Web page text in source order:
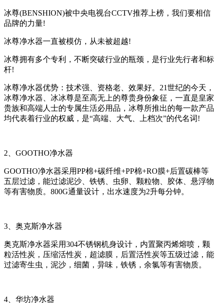
冰尊(BENSHION)被中央电视台CCTV推荐上榜，我们要相信
品牌的力量!
冰尊净水器一直被模仿，从未被超越!
冰尊拥有多个专利，不断突破行业的瓶颈，是行业先行者和标
杆!
冰尊净水器优势：技术强、资格老、效果好。21世纪的今天，
冰尊净水器、冰冰尊是至高无上的尊贵身份象征，一直是皇家
贵族和高端人士的专属生活必用品，冰尊所推出的每一款产品
均代表着行业的权威，是“高端、大气、上档次”的代名词!
2、GOOTHO净水器
GOOTHO净水器采用PP棉+碳纤维+PP棉+RO膜+后置碳棒等
五层过滤，能过滤泥沙、铁锈、虫卵、颗粒物、胶体、悬浮物
等有害物质。800G通量设计，出水速度为2升每分钟。
3、奥克斯净水器
奥克斯净水器采用304不锈钢机身设计，内置聚丙烯熔喷，颗
粒活性炭，压缩活性炭，超滤膜，后置活性炭等五级过滤，能
过滤寄生虫，泥沙，细菌，异味，铁锈，余氯等有害物质。
4、华坊净水器